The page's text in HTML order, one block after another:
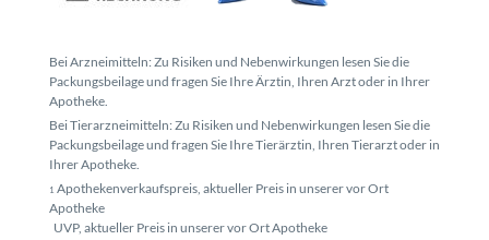
Bei Arzneimitteln: Zu Risiken und Nebenwirkungen lesen Sie die
Packungsbeilage und fragen Sie Ihre Ärztin, Ihren Arzt oder in Ihrer
Apotheke.
Bei Tierarzneimitteln: Zu Risiken und Nebenwirkungen lesen Sie die
Packungsbeilage und fragen Sie Ihre Tierärztin, Ihren Tierarzt oder in
Ihrer Apotheke.
1 Apothekenverkaufspreis, aktueller Preis in unserer vor Ort
Apotheke
UVP, aktueller Preis in unserer vor Ort Apotheke